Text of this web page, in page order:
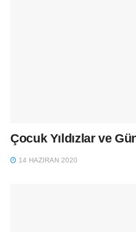
Çocuk Yıldızlar ve
14 HAZIRAN 2020